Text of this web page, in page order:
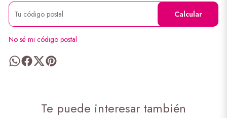
Calcular
No sé mi código postal
Te puede interesar también